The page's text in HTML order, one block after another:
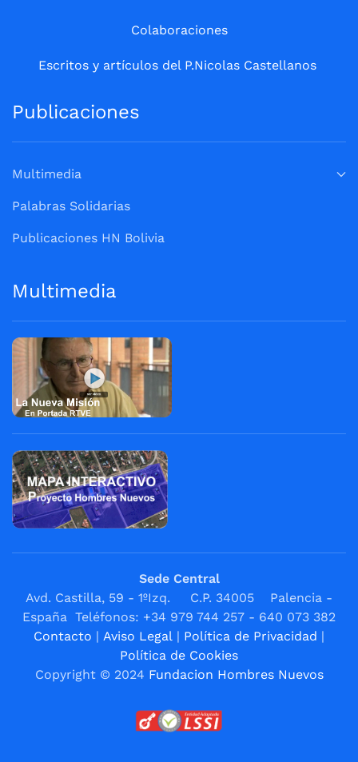
Colaboraciones
Escritos y artículos del P.Nicolas Castellanos
Publicaciones
Multimedia
Palabras Solidarias
Publicaciones HN Bolivia
Multimedia
Sede Central
Avd. Castilla, 59 - 1ºIzq. C.P. 34005 Palencia -
España Teléfonos: +34 979 744 257 - 640 073 382
Contacto | Aviso Legal | Política de Privacidad |
Política de Cookies
Copyright © 2024 Fundacion Hombres Nuevos